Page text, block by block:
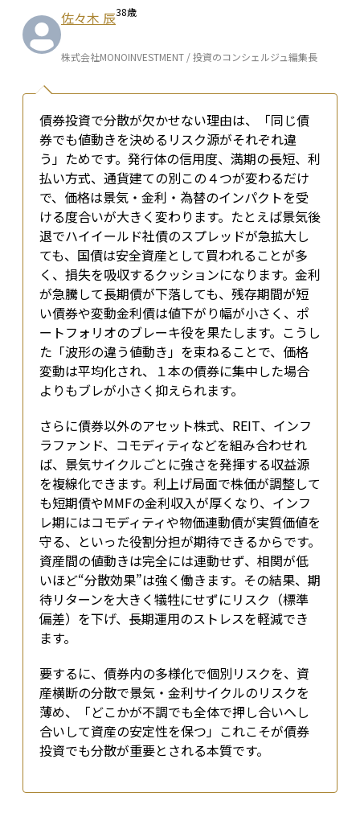
佐々木 辰38歳
株式会社MONOINVESTMENT / 投資のコンシェルジュ編集長
債券投資で分散が欠かせない理由は、「同じ債
券でも値動きを決めるリスク源がそれぞれ違
う」ためです。発行体の信用度、満期の長短、利
払い方式、通貨建ての別――この４つが変わるだけ
で、価格は景気・金利・為替のインパクトを受
ける度合いが大きく変わります。たとえば景気後
退でハイイールド社債のスプレッドが急拡大し
ても、国債は安全資産として買われることが多
く、損失を吸収するクッションになります。金利
が急騰して長期債が下落しても、残存期間が短
い債券や変動金利債は値下がり幅が小さく、ポ
ートフォリオのブレーキ役を果たします。こうし
た「波形の違う値動き」を束ねることで、価格
変動は平均化され、１本の債券に集中した場合
よりもブレが小さく抑えられます。
さらに債券以外のアセット――株式、REIT、インフ
ラファンド、コモディティなど――を組み合わせれ
ば、景気サイクルごとに強さを発揮する収益源
を複線化できます。利上げ局面で株価が調整して
も短期債やMMFの金利収入が厚くなり、インフ
レ期にはコモディティや物価連動債が実質価値を
守る、といった役割分担が期待できるからです。
資産間の値動きは完全には連動せず、相関が低
いほど“分散効果”は強く働きます。その結果、期
待リターンを大きく犠牲にせずにリスク（標準
偏差）を下げ、長期運用のストレスを軽減でき
ます。
要するに、債券内の多様化で個別リスクを、資
産横断の分散で景気・金利サイクルのリスクを
薄め、「どこかが不調でも全体で押し合いへし
合いして資産の安定性を保つ」――これこそが債券
投資でも分散が重要とされる本質です。